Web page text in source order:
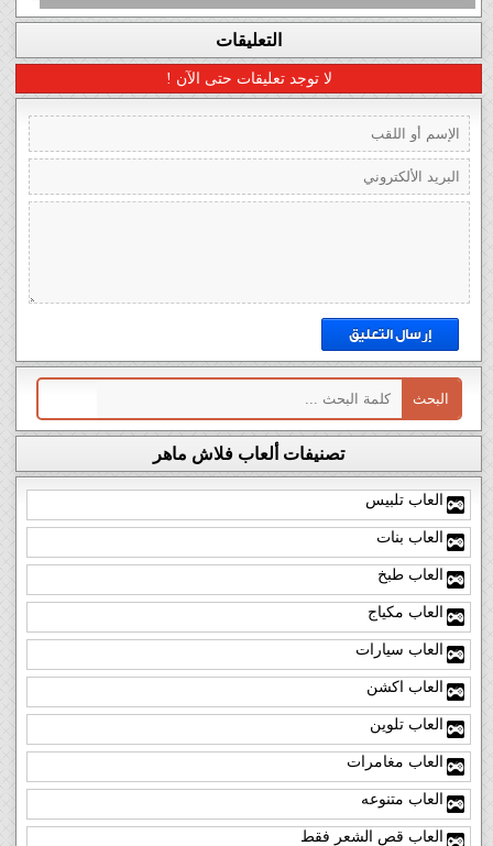
التعليقات
لا توجد تعليقات حتى الآن !
تصنيفات ألعاب فلاش ماهر
العاب تلبيس
العاب بنات
العاب طبخ
العاب مكياج
العاب سيارات
العاب اكشن
العاب تلوين
العاب مغامرات
العاب متنوعه
العاب قص الشعر فقط